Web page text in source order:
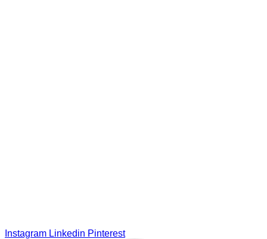
Instagram Linkedin Pinterest